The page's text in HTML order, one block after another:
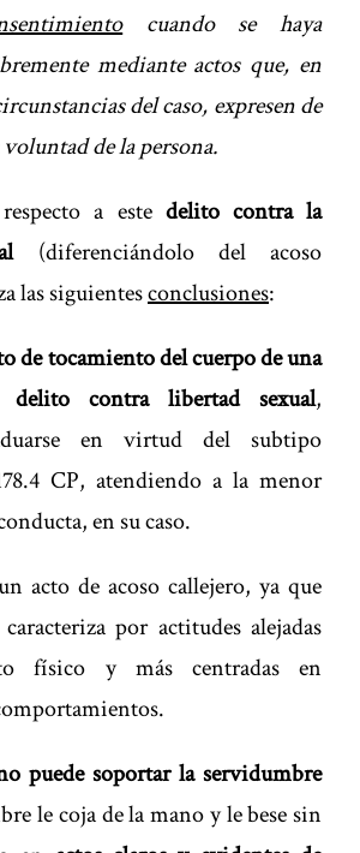
cuando se haya
mediante actos que, en
del caso, expresen de
de la persona.
a este delito contra la
(diferenciándolo del acoso
las siguientesconclusiones:
de tocamiento del cuerpo de una
contra libertad sexual,
en virtud del subtipo
CP, atendiendo a la menor
en su caso.
acto de acoso callejero, ya que
por actitudes alejadas
físico y más centradas en
puede soportar la servidumbre
le coja de la mano y le bese sin